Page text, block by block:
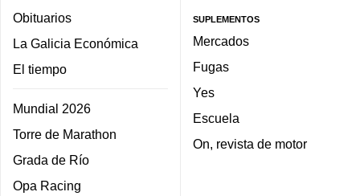
Obituarios
La Galicia Económica
El tiempo
Mundial 2026
Torre de Marathon
Grada de Río
Opa Racing
SUPLEMENTOS
Mercados
Fugas
Yes
Escuela
On, revista de motor